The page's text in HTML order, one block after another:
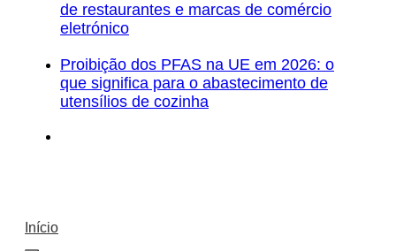
de restaurantes e marcas de comércio
eletrónico
Proibição dos PFAS na UE em 2026: o
que significa para o abastecimento de
utensílios de cozinha
Início